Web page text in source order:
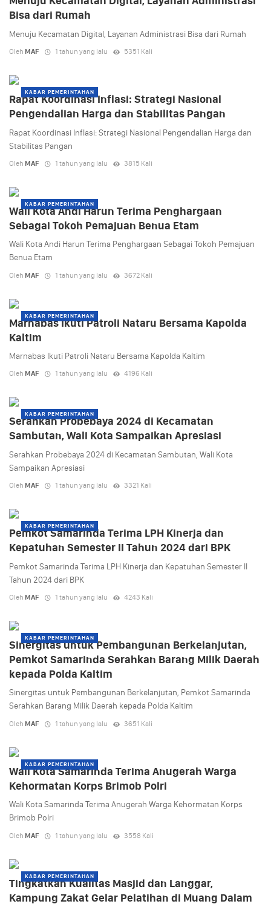
Bisa dari Rumah
Menuju Kecamatan Digital, Layanan Administrasi Bisa dari Rumah
Oleh MAF 1 tahun yang lalu 5351 Kali
KABAR PEMERINTAHAN
Rapat Koordinasi Inflasi: Strategi Nasional
Pengendalian Harga dan Stabilitas Pangan
Rapat Koordinasi Inflasi: Strategi Nasional Pengendalian Harga dan
Stabilitas Pangan
Oleh MAF 1 tahun yang lalu 3815 Kali
KABAR PEMERINTAHAN
Wali Kota Andi Harun Terima Penghargaan
Sebagai Tokoh Pemajuan Benua Etam
Wali Kota Andi Harun Terima Penghargaan Sebagai Tokoh Pemajuan
Benua Etam
Oleh MAF 1 tahun yang lalu 3672 Kali
KABAR PEMERINTAHAN
Marnabas Ikuti Patroli Nataru Bersama Kapolda
Kaltim
Marnabas Ikuti Patroli Nataru Bersama Kapolda Kaltim
Oleh MAF 1 tahun yang lalu 4196 Kali
KABAR PEMERINTAHAN
Serahkan Probebaya 2024 di Kecamatan
Sambutan, Wali Kota Sampaikan Apresiasi
Serahkan Probebaya 2024 di Kecamatan Sambutan, Wali Kota
Sampaikan Apresiasi
Oleh MAF 1 tahun yang lalu 3321 Kali
KABAR PEMERINTAHAN
Pemkot Samarinda Terima LPH Kinerja dan
Kepatuhan Semester II Tahun 2024 dari BPK
Pemkot Samarinda Terima LPH Kinerja dan Kepatuhan Semester II
Tahun 2024 dari BPK
Oleh MAF 1 tahun yang lalu 4243 Kali
KABAR PEMERINTAHAN
Sinergitas untuk Pembangunan Berkelanjutan,
Pemkot Samarinda Serahkan Barang Milik Daerah
kepada Polda Kaltim
Sinergitas untuk Pembangunan Berkelanjutan, Pemkot Samarinda
Serahkan Barang Milik Daerah kepada Polda Kaltim
Oleh MAF 1 tahun yang lalu 3651 Kali
KABAR PEMERINTAHAN
Wali Kota Samarinda Terima Anugerah Warga
Kehormatan Korps Brimob Polri
Wali Kota Samarinda Terima Anugerah Warga Kehormatan Korps
Brimob Polri
Oleh MAF 1 tahun yang lalu 3558 Kali
KABAR PEMERINTAHAN
Tingkatkan Kualitas Masjid dan Langgar,
Kampung Zakat Gelar Pelatihan di Muang Dalam